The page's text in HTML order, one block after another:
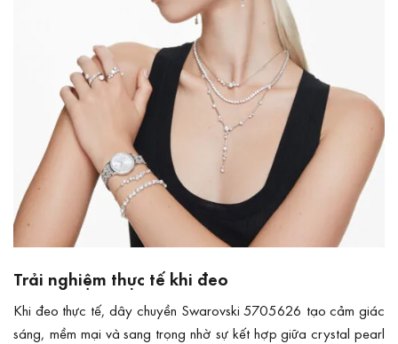
Trải nghiệm thực tế khi đeo
Khi đeo thực tế, dây chuyền Swarovski 5705626 tạo cảm giác
sáng, mềm mại và sang trọng nhờ sự kết hợp giữa crystal pearl